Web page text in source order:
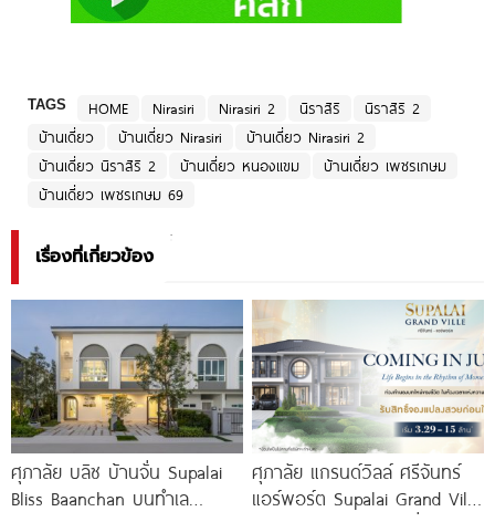
TAGS HOME Nirasiri Nirasiri 2 นิราสิริ
นิราสิริ 2
บ้านเดี่ยว
บ้านเดี่ยว Nirasiri
บ้านเดี่ยว Nirasiri 2
บ้านเดี่ยว นิราสิริ 2
บ้านเดี่ยว หนองแขม
บ้านเดี่ยว เพชรเกษม
บ้านเดี่ยว เพชรเกษม 69
เรื่องที่เกี่ยวข้อง
ศุภาลัย บลิซ บ้านจั่น Supalai
Bliss Baanchan บนทำเล
ศุภาลัย แกรนด์วิลล์ ศรีจันทร์
แอร์พอร์ต Supalai Grand Ville